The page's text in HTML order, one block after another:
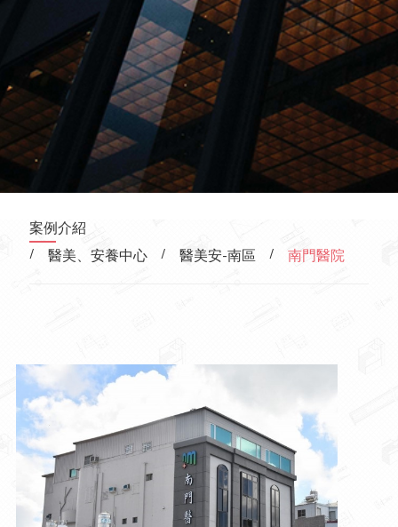
案例介紹
/ 醫美、安養中心 / 醫美安-南區 / 南門醫院